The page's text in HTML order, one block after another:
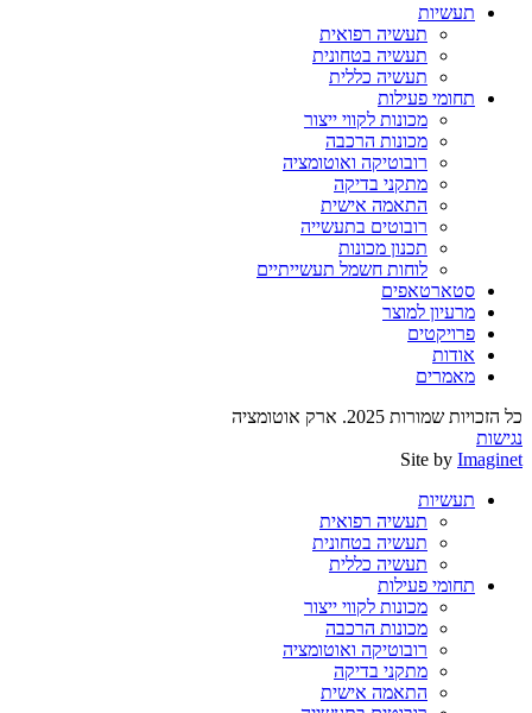
תעשיות
תעשיה רפואית
תעשיה בטחונית
תעשיה כללית
תחומי פעילות
מכונות לקווי ייצור
מכונות הרכבה
רובוטיקה ואוטומציה
מתקני בדיקה
התאמה אישית
רובוטים בתעשייה
תכנון מכונות
לוחות חשמל תעשייתיים
סטארטאפים
מרעיון למוצר
פרויקטים
אודות
מאמרים
כל הזכויות שמורות 2025. ארק אוטומציה
נגישות
Site by Imaginet
תעשיות
תעשיה רפואית
תעשיה בטחונית
תעשיה כללית
תחומי פעילות
מכונות לקווי ייצור
מכונות הרכבה
רובוטיקה ואוטומציה
מתקני בדיקה
התאמה אישית